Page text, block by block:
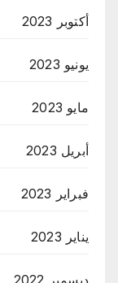
أكتوبر 2023
يونيو 2023
مايو 2023
أبريل 2023
فبراير 2023
يناير 2023
ديسمبر 2022